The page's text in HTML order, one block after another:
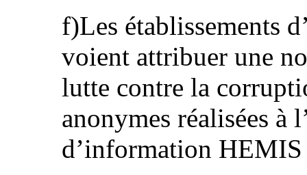
f)Les établissements
voient attribuer une
lutte contre la
anonymes réalisées à
d’information